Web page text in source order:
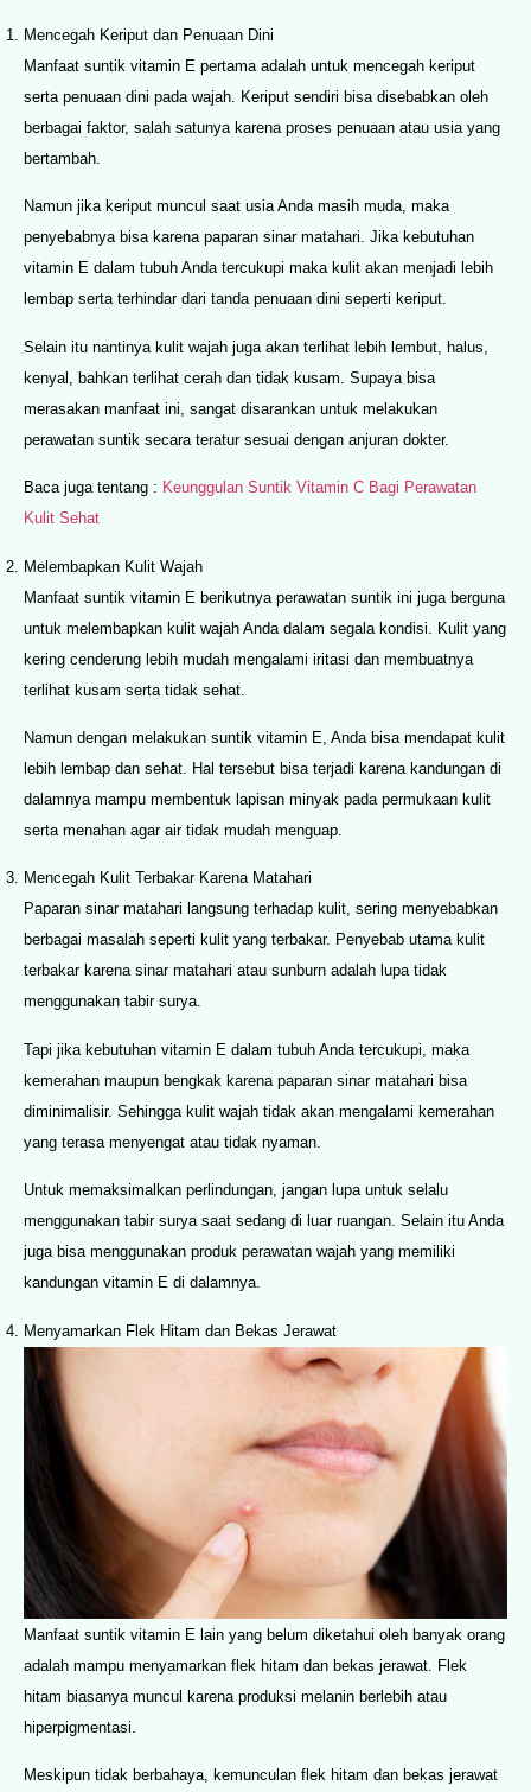
Mencegah Keriput dan Penuaan Dini
Manfaat suntik vitamin E pertama adalah untuk mencegah keriput
serta penuaan dini pada wajah. Keriput sendiri bisa disebabkan oleh
berbagai faktor, salah satunya karena proses penuaan atau usia yang
bertambah.
Namun jika keriput muncul saat usia Anda masih muda, maka
penyebabnya bisa karena paparan sinar matahari. Jika kebutuhan
vitamin E dalam tubuh Anda tercukupi maka kulit akan menjadi lebih
lembap serta terhindar dari tanda penuaan dini seperti keriput.
Selain itu nantinya kulit wajah juga akan terlihat lebih lembut, halus,
kenyal, bahkan terlihat cerah dan tidak kusam. Supaya bisa
merasakan manfaat ini, sangat disarankan untuk melakukan
perawatan suntik secara teratur sesuai dengan anjuran dokter.
Baca juga tentang : Keunggulan Suntik Vitamin C Bagi Perawatan
Kulit Sehat
Melembapkan Kulit Wajah
Manfaat suntik vitamin E berikutnya perawatan suntik ini juga berguna
untuk melembapkan kulit wajah Anda dalam segala kondisi. Kulit yang
kering cenderung lebih mudah mengalami iritasi dan membuatnya
terlihat kusam serta tidak sehat.
Namun dengan melakukan suntik vitamin E, Anda bisa mendapat kulit
lebih lembap dan sehat. Hal tersebut bisa terjadi karena kandungan di
dalamnya mampu membentuk lapisan minyak pada permukaan kulit
serta menahan agar air tidak mudah menguap.
Mencegah Kulit Terbakar Karena Matahari
Paparan sinar matahari langsung terhadap kulit, sering menyebabkan
berbagai masalah seperti kulit yang terbakar. Penyebab utama kulit
terbakar karena sinar matahari atau sunburn adalah lupa tidak
menggunakan tabir surya.
Tapi jika kebutuhan vitamin E dalam tubuh Anda tercukupi, maka
kemerahan maupun bengkak karena paparan sinar matahari bisa
diminimalisir. Sehingga kulit wajah tidak akan mengalami kemerahan
yang terasa menyengat atau tidak nyaman.
Untuk memaksimalkan perlindungan, jangan lupa untuk selalu
menggunakan tabir surya saat sedang di luar ruangan. Selain itu Anda
juga bisa menggunakan produk perawatan wajah yang memiliki
kandungan vitamin E di dalamnya.
Menyamarkan Flek Hitam dan Bekas Jerawat
Manfaat suntik vitamin E lain yang belum diketahui oleh banyak orang
adalah mampu menyamarkan flek hitam dan bekas jerawat. Flek
hitam biasanya muncul karena produksi melanin berlebih atau
hiperpigmentasi.
Meskipun tidak berbahaya, kemunculan flek hitam dan bekas jerawat